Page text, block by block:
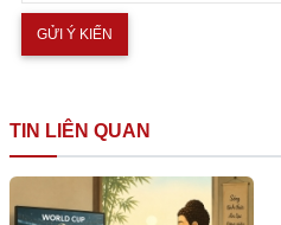
TIN LIÊN QUAN